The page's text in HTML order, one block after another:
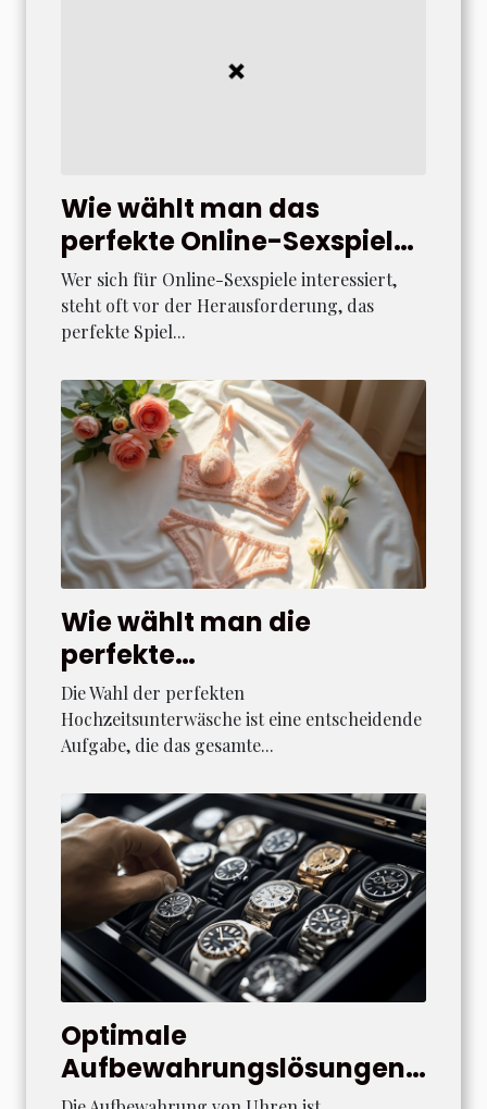
Wie wählt man das
perfekte Online-Sexspiel
für verschiedene Geräte?
Wer sich für Online-Sexspiele interessiert,
steht oft vor der Herausforderung, das
perfekte Spiel...
Wie wählt man die
perfekte
Hochzeitsunterwäsche für
Ihren besonderen Tag?
Die Wahl der perfekten
Hochzeitsunterwäsche ist eine entscheidende
Aufgabe, die das gesamte...
Optimale
Aufbewahrungslösungen
für verschiedene